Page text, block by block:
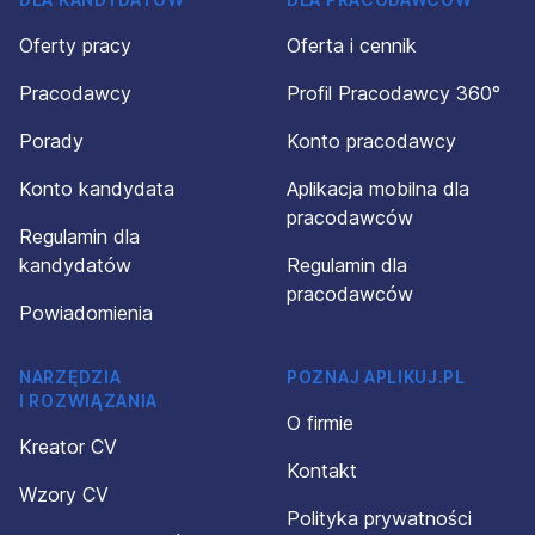
Oferty pracy
Pracodawcy
Porady
Konto kandydata
Regulamin dla
kandydatów
Powiadomienia
Oferta i cennik
Profil Pracodawcy 360°
Konto pracodawcy
Aplikacja mobilna dla
pracodawców
Regulamin dla
pracodawców
NARZĘDZIA
I ROZWIĄZANIA
Kreator CV
Wzory CV
POZNAJ APLIKUJ.PL
O firmie
Kontakt
Polityka prywatności